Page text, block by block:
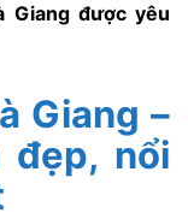
Giang được yêu
Giang –
đẹp, nổi